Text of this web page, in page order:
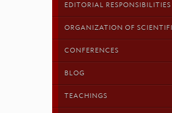
EDITORIAL RESPONSIBILITIES
ORGANIZATION OF
CONFERENCES
BLOG
TEACHINGS